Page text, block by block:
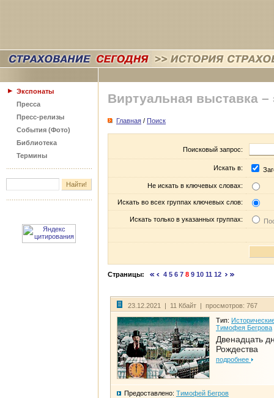
Экспонаты
Пресса
Пресс-релизы
События (Фото)
Библиотека
Термины
Виртуальная выставка –
Главная / Поиск
Поисковый запрос:
Искать в:
Не искать в ключевых словах:
Искать во всех группах ключевых слов:
Искать только в указанных группах:
Страницы: 4 5 6 7 8 9 10 11 12
23.12.2021 | 11 Кбайт | просмотров: 767
Тип:
Тимофея Бегрова
Двенадцать
Рождества
подробнее
Предоставлено: Тимофей Бегров